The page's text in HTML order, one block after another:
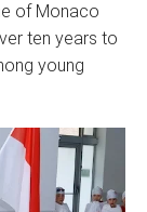
of Monaco
ten years to
young